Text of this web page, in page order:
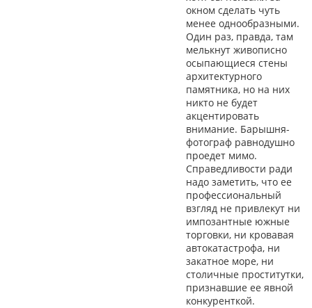
окном сделать чуть
менее однообразными.
Один раз, правда, там
мелькнут живописно
осыпающиеся стены
архитектурного
памятника, но на них
никто не будет
акцентировать
внимание. Барышня-
фотограф равнодушно
проедет мимо.
Справедливости ради
надо заметить, что ее
профессиональный
взгляд не привлекут ни
импозантные южные
торговки, ни кровавая
автокатастрофа, ни
закатное море, ни
столичные проститутки,
признавшие ее явной
конкуренткой.